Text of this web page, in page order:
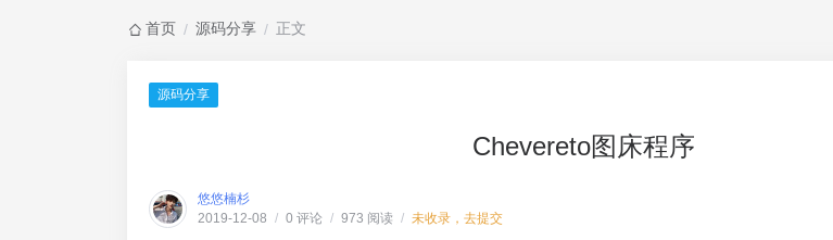
首页 / 源码分享 / 正文
源码分享
Chevereto图床程序
悠悠楠杉
2019-12-08 / 0 评论 / 973 阅读 / 未收录，去提交